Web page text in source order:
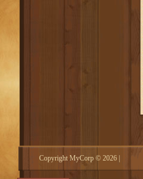
Copyright MyCorp © 2026